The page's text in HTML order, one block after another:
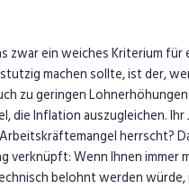
zwar ein weiches Kriterium für
machen sollte, ist der,
zu geringen Lohnerhöhungen
Inflation auszugleichen.
herrscht?
Wenn Ihnen immer
belohnt werden